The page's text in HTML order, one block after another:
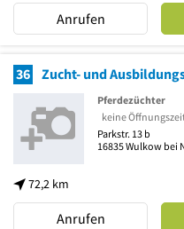
Anrufen
36 Zucht- und
72,2 km
Pferdezüchter
keine
Parkstr. 13 b
16835Wulkow bei
Anrufen